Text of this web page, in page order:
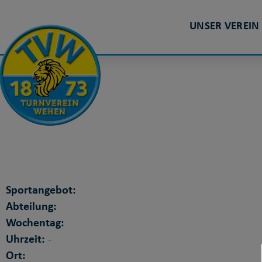
UNSER VEREIN
WPMP
Sportangebot:
Abteilung:
Wochentag:
Uhrzeit: -
Ort: